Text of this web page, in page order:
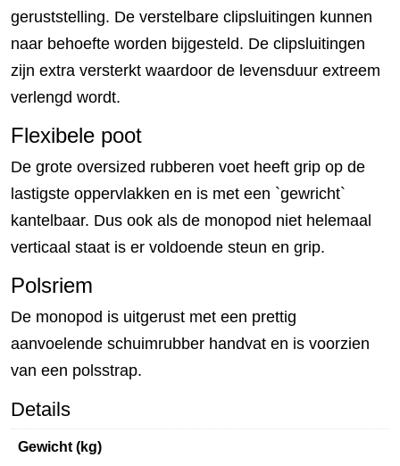
geruststelling. De verstelbare clipsluitingen kunnen
naar behoefte worden bijgesteld. De clipsluitingen
zijn extra versterkt waardoor de levensduur extreem
verlengd wordt.
Flexibele poot
De grote oversized rubberen voet heeft grip op de
lastigste oppervlakken en is met een `gewricht`
kantelbaar. Dus ook als de monopod niet helemaal
verticaal staat is er voldoende steun en grip.
Polsriem
De monopod is uitgerust met een prettig
aanvoelende schuimrubber handvat en is voorzien
van een polsstrap.
Details
Gewicht (kg)